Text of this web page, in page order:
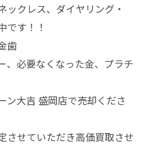
ックレス、ダイヤリング・
です！！
歯
、必要なくなった金、プラチ
ン大吉 盛岡店で売却くださ
させていただき高価買取させ